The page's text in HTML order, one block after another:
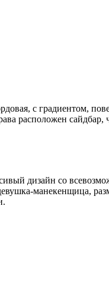
с градиентом,
расположен
дизайн со
манекенщица,